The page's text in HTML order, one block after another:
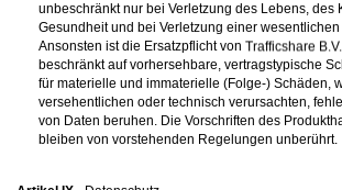
unbeschränkt nur bei Verletzung des Lebens, des
Gesundheit und bei Verletzung einer
Ansonsten ist die Ersatzpflicht von
beschränkt auf vorhersehbare, vertragstypische
für materielle und immaterielle (Folge-) Schäden,
versehentlichen oder technisch verursachten,
von Daten beruhen. Die Vorschriften des
bleiben von vorstehenden Regelungen unberührt.